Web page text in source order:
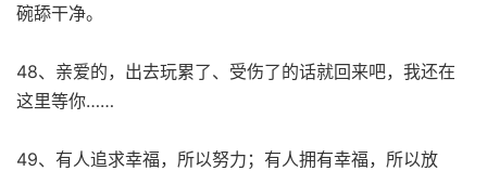
碗舔干净。
48、亲爱的，出去玩累了、受伤了的话就回来吧，我还在
这里等你……
49、有人追求幸福，所以努力；有人拥有幸福，所以放